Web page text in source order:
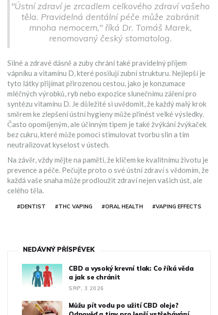
"Ústní zdraví je zrcadlem celkového zdraví vašeho
těla. Pravidelná dentální péče může zabránit
mnoha nemocem," říká Dr. Tomáš Marek,
renomovaný český stomatolog.
Silné a zdravé dásně a zuby chrání také pravidelný příjem
vápníku a vitamínu D, které posilují zubní strukturu. Nejlepší je
tyto látky přijímat přirozenou cestou, jako je konzumace
mléčných výrobků, ryb nebo expozice slunečnímu záření pro
syntézu vitamínu D. Je důležité si uvědomit, že každý malý krok
směrem ke zlepšení ústní hygieny může přinést velké výsledky.
Často opomíjeným, ale účinným tipem je také žvýkání žvýkaček
bez cukru, které může pomoci stimulovat tvorbu slin a tím
neutralizovat kyselost v ústech.
Na závěr, vždy mějte na paměti, že klíčem ke kvalitnímu životu je
prevence a péče. Pečujte proto o své ústní zdraví s vědomím, že
každá vaše snaha může prodloužit zdraví nejen vašich úst, ale
celého těla.
#DENTIST #THC VAPING #ORAL HEALTH #VAPING EFFECTS
NEDÁVNÝ PŘÍSPĚVEK
CBD a vysoký krevní tlak: Co říká věda
a jak se chránit
SRP, 3 2026
Můžu pít vodu po užití CBD oleje?